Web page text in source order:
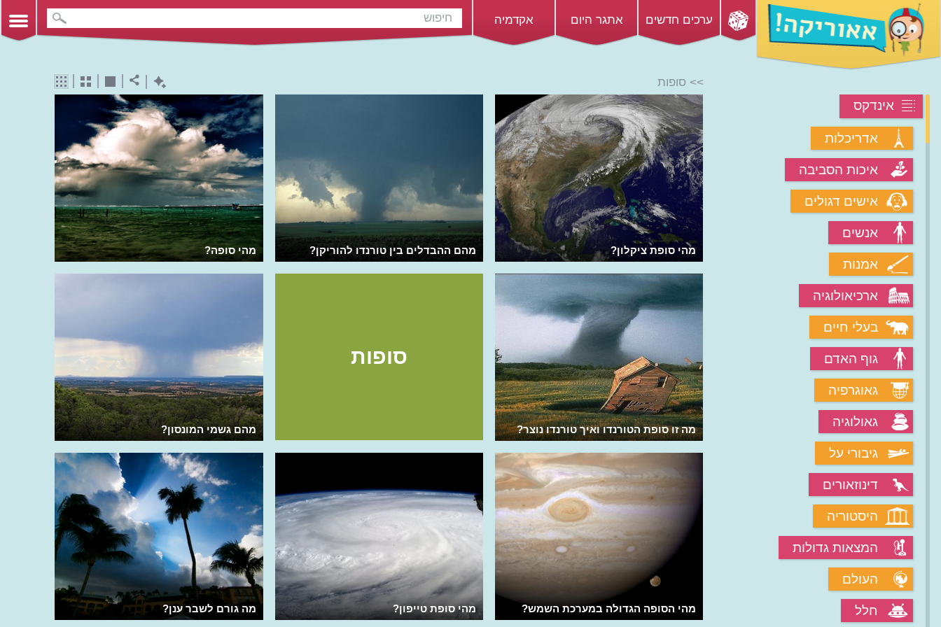
ערכים חדשים אתגר היום אקדמיה
אינדקס
אדריכלות
איכות הסביבה
אישים דגולים
אנשים
אמנות
ארכיאולוגיה
בעלי חיים
גוף האדם
גאוגרפיה
גאולוגיה
גיבורי על
דינוזאורים
היסטוריה
המצאות גדולות
העולם
חלל
>> סופות
מהי סופה? מהם ההבדלים בין טורנדו להוריקן? מהי סופת ציקלון?
מהם גשמי המונסון?
סופות
מה זו סופת הטורנדו ואיך טורנדו נוצר?
מה גורם לשבר ענן? מהי סופת טייפון? מהי הסופה הגדולה במערכת השמש?
מהו נד מים שמזדקר מעל הים?
איפה בולען בלע צומת עירונית?
איך יחקרו בעתיד את כדור הארץ?